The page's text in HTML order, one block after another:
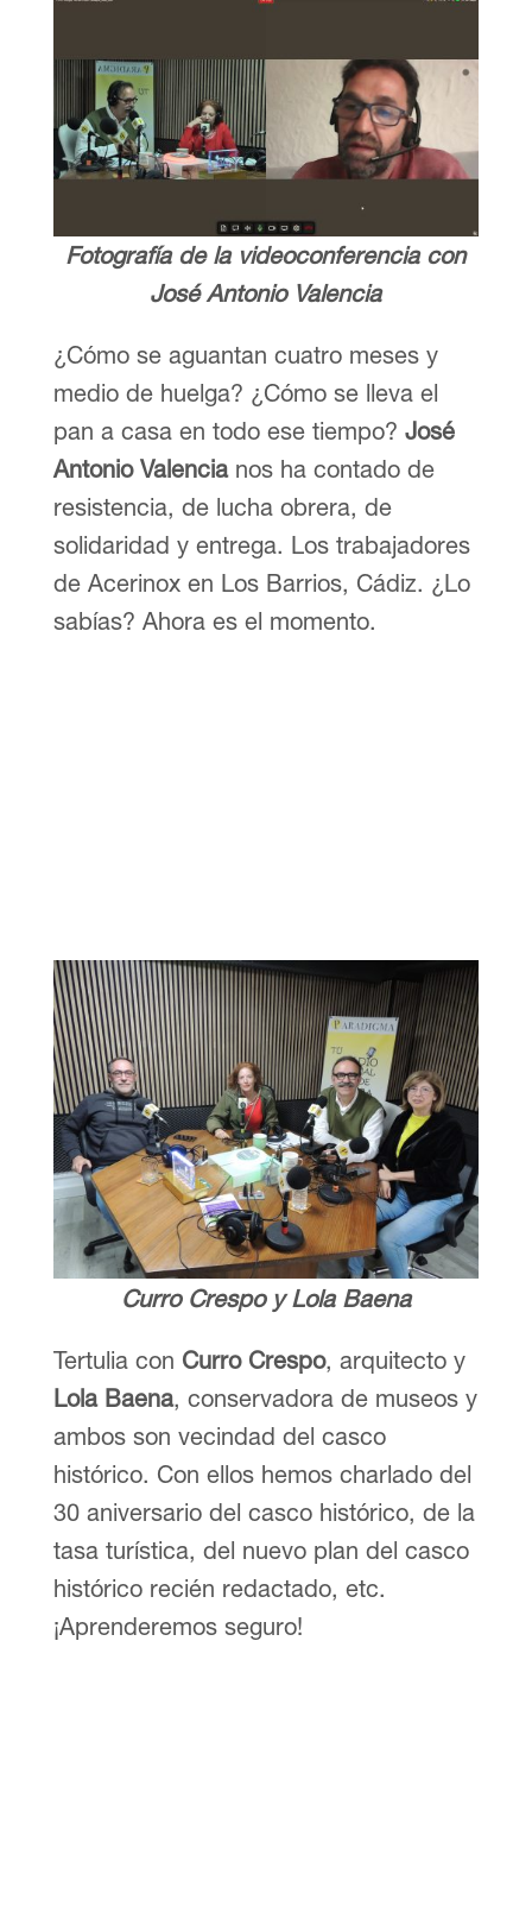
Fotografía de la videoconferencia con
José Antonio Valencia
¿Cómo se aguantan cuatro meses y
medio de huelga? ¿Cómo se lleva el
pan a casa en todo ese tiempo? José
Antonio Valencianos ha contado de
resistencia, de lucha obrera, de
solidaridad y entrega. Los trabajadores
de Acerinox en Los Barrios, Cádiz. ¿Lo
sabías? Ahora es el momento.
Curro Crespo y Lola Baena
Tertulia con Curro Crespo, arquitecto y
Lola Baena, conservadora de museos y
ambos son vecindad del casco
histórico. Con ellos hemos charlado del
30 aniversario del casco histórico, de la
tasa turística, del nuevo plan del casco
histórico recién redactado, etc.
¡Aprenderemos seguro!